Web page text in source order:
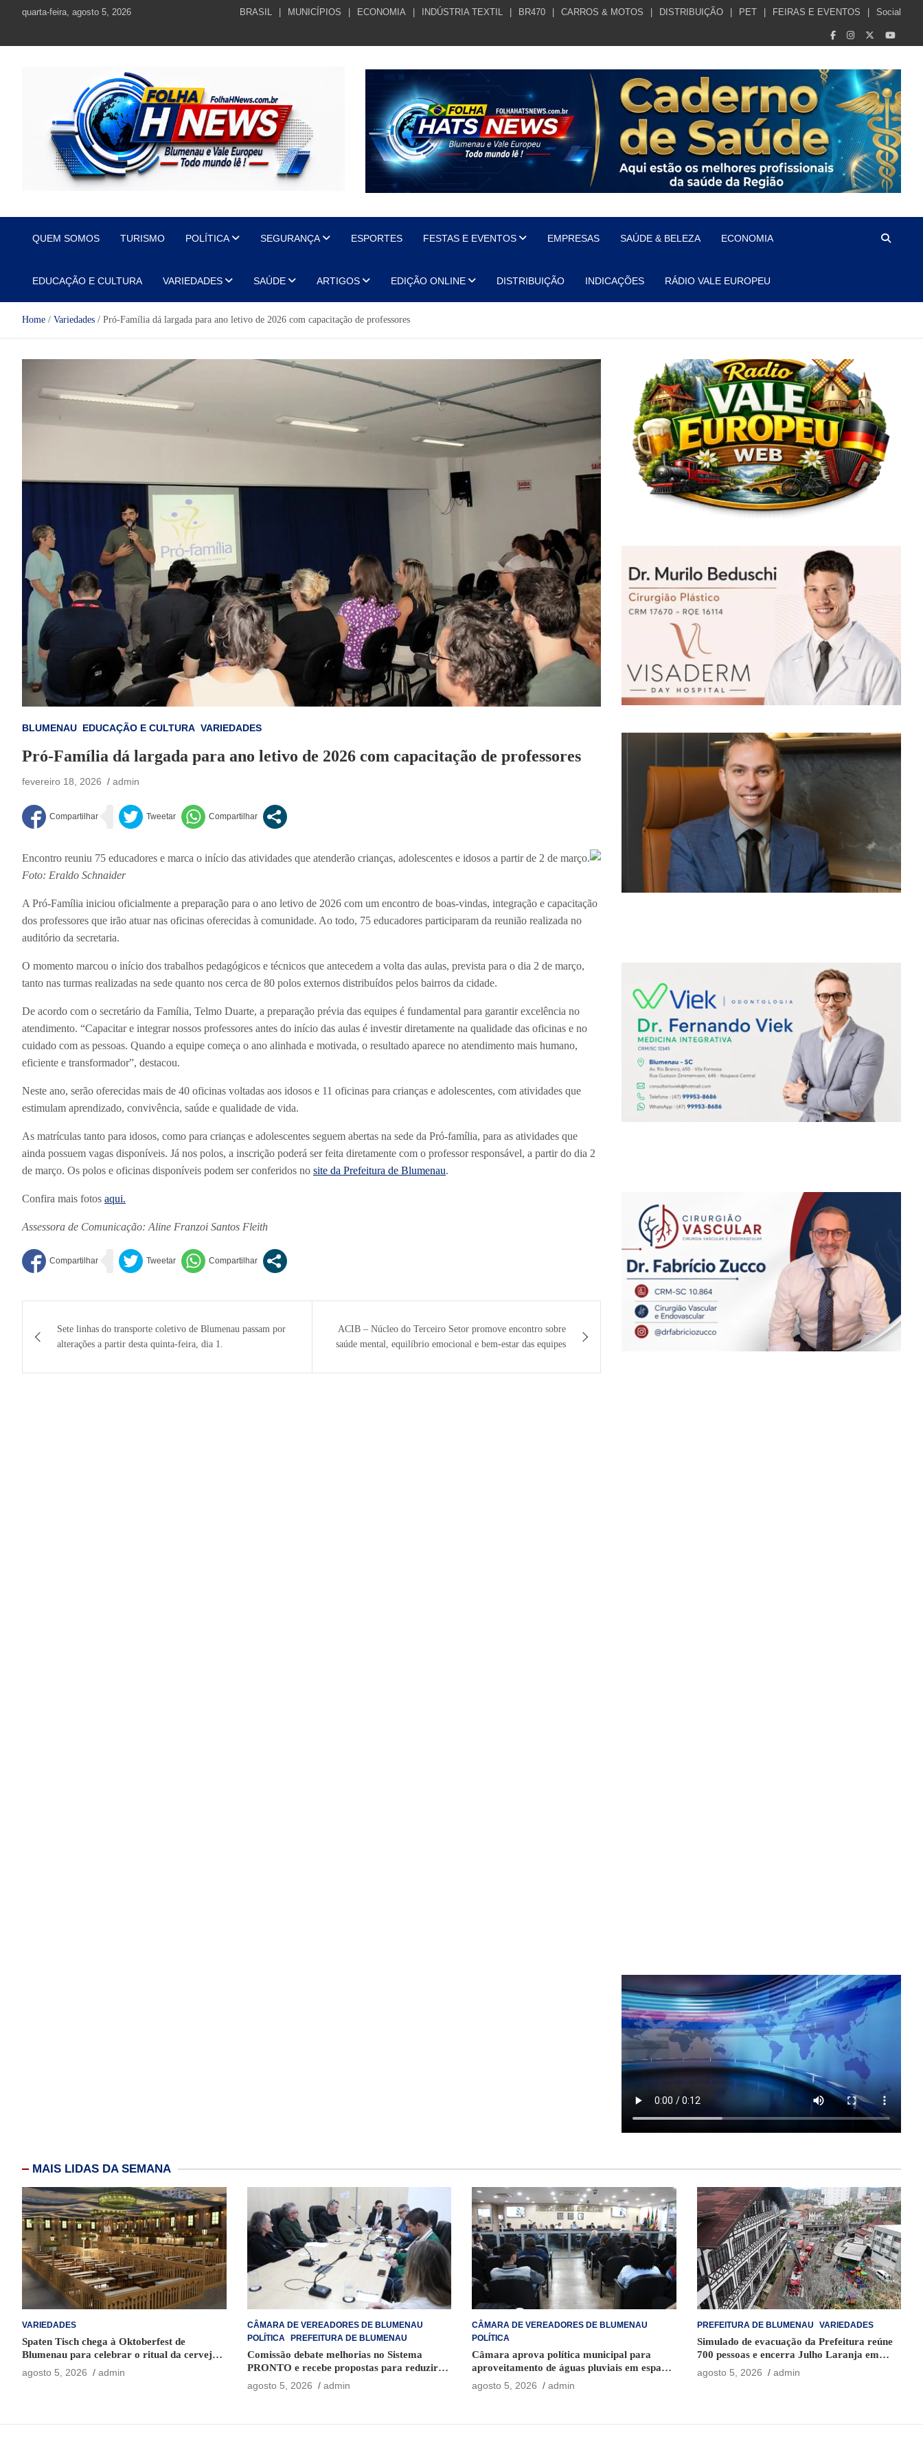
quarta-feira, agosto 5, 2026 BRASIL MUNICÍPIOS ECONOMIA INDÚSTRIA TEXTIL BR470 CARROS & MOTOS DISTRIBUIÇÃO PET FEIRAS E EVENTOS Social
QUEM SOMOS TURISMO POLÍTICA SEGURANÇA ESPORTES FESTAS E EVENTOS EMPRESAS SAÚDE & BELEZA ECONOMIA
EDUCAÇÃO E CULTURA VARIEDADES SAÚDE ARTIGOS EDIÇÃO ONLINE DISTRIBUIÇÃO INDICAÇÕES RÁDIO VALE EUROPEU
Home Variedades Pró-Família dá largada para ano letivo de 2026 com capacitação de professores
BLUMENAU EDUCAÇÃO E CULTURA VARIEDADES
Pró-Família dá largada para ano letivo de 2026 com capacitação de professores
fevereiro 18, 2026 admin
Encontro reuniu 75 educadores e marca o início das atividades que atenderão crianças, adolescentes e idosos a partir de 2 de março.
Foto: Eraldo Schnaider
A Pró-Família iniciou oficialmente a preparação para o ano letivo de 2026 com um encontro de boas-vindas, integração e capacitação
dos professores que irão atuar nas oficinas oferecidas à comunidade. Ao todo, 75 educadores participaram da reunião realizada no
auditório da secretaria.
O momento marcou o início dos trabalhos pedagógicos e técnicos que antecedem a volta das aulas, prevista para o dia 2 de março,
tanto nas turmas realizadas na sede quanto nos cerca de 80 polos externos distribuídos pelos bairros da cidade.
De acordo com o secretário da Família, Telmo Duarte, a preparação prévia das equipes é fundamental para garantir excelência no
atendimento. “Capacitar e integrar nossos professores antes do início das aulas é investir diretamente na qualidade das oficinas e no
cuidado com as pessoas. Quando a equipe começa o ano alinhada e motivada, o resultado aparece no atendimento mais humano,
eficiente e transformador”, destacou.
Neste ano, serão oferecidas mais de 40 oficinas voltadas aos idosos e 11 oficinas para crianças e adolescentes, com atividades que
estimulam aprendizado, convivência, saúde e qualidade de vida.
As matrículas tanto para idosos, como para crianças e adolescentes seguem abertas na sede da Pró-família, para as atividades que
ainda possuem vagas disponíveis. Já nos polos, a inscrição poderá ser feita diretamente com o professor responsável, a partir do dia 2
de março. Os polos e oficinas disponíveis podem ser conferidos no site da Prefeitura de Blumenau.
Confira mais fotos aqui.
Assessora de Comunicação: Aline Franzoi Santos Fleith
de
Post
Sete linhas do transporte coletivo de Blumenau passam por
alterações a partir desta quinta-feira, dia 1.
ACIB – Núcleo do Terceiro Setor promove encontro sobre
saúde mental, equilíbrio emocional e bem-estar das equipes
MAIS LIDAS DA SEMANA
VARIEDADES
Spaten Tisch chega à Oktoberfest de
Blumenau para celebrar o ritual da cerveja e
dos encontros
agosto 5, 2026 admin
CÂMARA DE VEREADORES DE BLUMENAU
POLÍTICA
PREFEITURA DE BLUMENAU
Comissão debate melhorias no Sistema
PRONTO e recebe propostas para reduzir
faltas em consultas
agosto 5, 2026 admin
CÂMARA DE VEREADORES DE BLUMENAU
POLÍTICA
Câmara aprova política municipal para
aproveitamento de águas pluviais em espaços
públicos
agosto 5, 2026 admin
PREFEITURA DE BLUMENAU VARIEDADES
Simulado de evacuação da Prefeitura reúne
700 pessoas e encerra Julho Laranja em
Blumenau
agosto 5, 2026 admin